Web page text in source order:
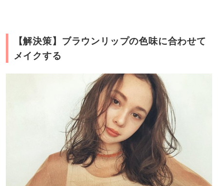
【解決策】ブラウンリップの色味に合わせて
メイクする